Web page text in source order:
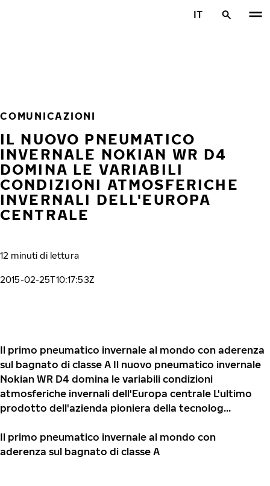
IT
COMUNICAZIONI
IL NUOVO PNEUMATICO
INVERNALE NOKIAN WR D4
DOMINA LE VARIABILI
CONDIZIONI ATMOSFERICHE
INVERNALI DELL'EUROPA
CENTRALE
12 minuti di lettura
2015-02-25T10:17:53Z
Il primo pneumatico invernale al mondo con aderenza
sul bagnato di classe A Il nuovo pneumatico invernale
Nokian WR D4 domina le variabili condizioni
atmosferiche invernali dell'Europa centrale L'ultimo
prodotto dell'azienda pioniera della tecnolog...
Il primo pneumatico invernale al mondo con
aderenza sul bagnato di classe A